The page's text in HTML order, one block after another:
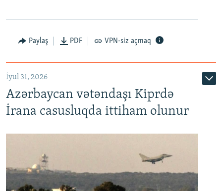
Paylaş PDF VPN-siz açmaq
İyul 31, 2026
Azərbaycan vətəndaşı Kiprdə
İrana casusluqda ittiham olunur